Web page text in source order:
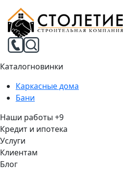
Каталогновинки
Каркасные дома
Бани
Наши работы +9
Кредит и ипотека
Услуги
Клиентам
Блог